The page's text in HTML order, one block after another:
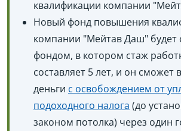
квалификации компании
Новый фонд повышения
компании "Мейтав Даш" будет
фондом, в котором стаж
составляет 5 лет, и он сможет
деньги с освобождением от
подоходного налога (до
законом потолка) через один